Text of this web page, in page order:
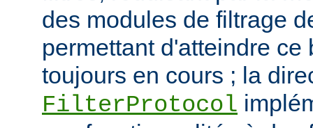
des modules de filtrage
permettant d'atteindre ce
toujours en cours ; la
FilterProtocol